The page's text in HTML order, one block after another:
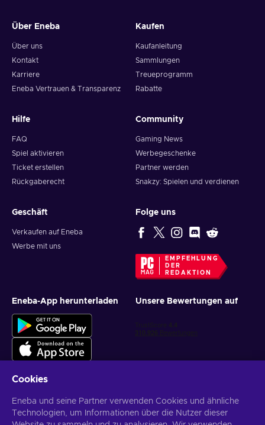
Über Eneba
Über uns
Kontakt
Karriere
Eneba Vertrauen & Transparenz
Kaufen
Kaufanleitung
Sammlungen
Treueprogramm
Rabatte
Hilfe
FAQ
Spiel aktivieren
Ticket erstellen
Rückgaberecht
Community
Gaming News
Werbegeschenke
Partner werden
Snakzy: Spielen und verdienen
Geschäft
Verkaufen auf Eneba
Werbe mit uns
Folge uns
EMPFEHLUNG
DER
REDAKTION
Eneba-App herunterladen Unsere Bewertungen auf
Cookies
Eneba und seine Partner verwenden Cookies und ähnliche
Technologien, um Informationen über die Nutzer dieser